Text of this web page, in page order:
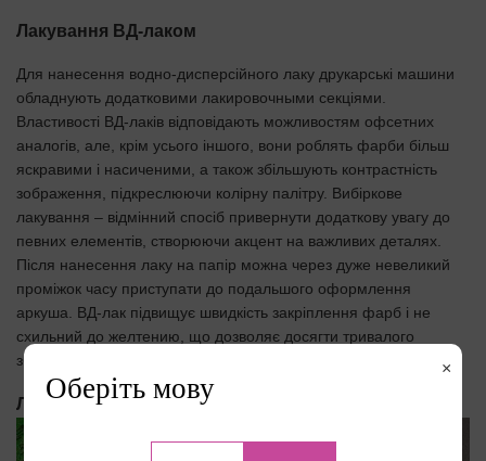
Лакування ВД-лаком
Для нанесення водно-дисперсійного лаку друкарські машини
обладнують додатковими лакировочными секціями.
Властивості ВД-лаків відповідають можливостям офсетних
аналогів, але, крім усього іншого, вони роблять фарби більш
яскравими і насиченими, а також збільшують контрастність
зображення, підкреслюючи колірну палітру. Вибіркове
лакування – відмінний спосіб привернути додаткову увагу до
певних елементів, створюючи акцент на важливих деталях.
Після нанесення лаку на папір можна через дуже невеликий
проміжок часу приступати до подальшого оформлення
аркуша. ВД-лак підвищує швидкість закріплення фарб і не
схильний до желтению, що дозволяє досягти тривалого
збереження якості друкованої продукції.
Лакування ультрафіолетовим лаком
×
Оберіть мову